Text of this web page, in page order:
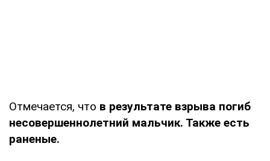
Отмечается, что в результате взрыва погиб
несовершеннолетний мальчик. Также есть
раненые.